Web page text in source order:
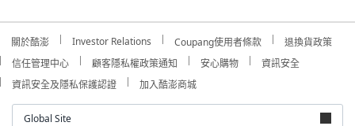
關於酷澎 Investor Relations Coupang使用者條款
退換貨政策
信任管理中心
顧客隱私權政策通知 安心購物
資訊安全
資訊安全及隱私保護認證
加入酷澎商城
Global Site